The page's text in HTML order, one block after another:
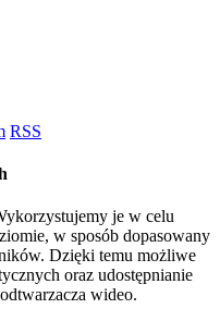
RSS
je w celu
w sposób dopasowany
Dzięki temu możliwe
oraz udostępnianie
wideo.